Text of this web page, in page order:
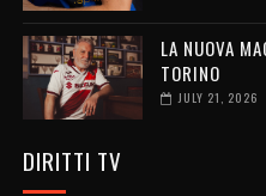
LA NUOVA
TORINO
JULY 21, 2026
DIRITTI TV